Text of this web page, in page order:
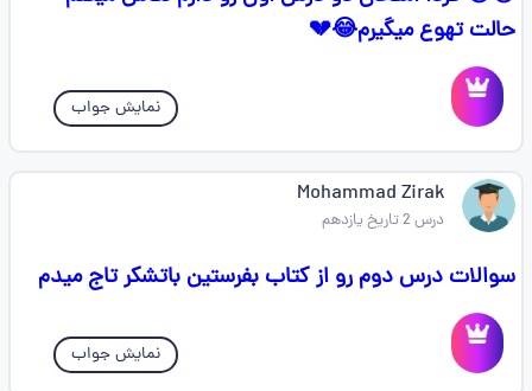
حالت تهوع میگیرم😂💔
نمایش جواب
Mohammad Zirak
درس 2 تاریخ یازدهم
سوالات درس دوم رو از کتاب بفرستین باتشکر تاج میدم
نمایش جواب